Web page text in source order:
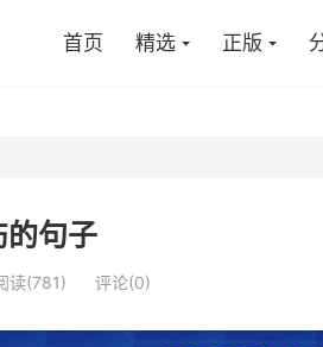
首页 精选 正版
的句子
读(781) 评论(0)